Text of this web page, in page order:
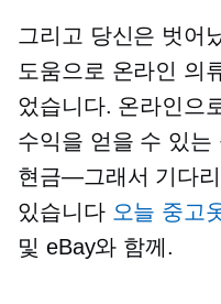
그리고 당신은 벗어
도움으로 온라인 의
었습니다. 온라인으
수익을 얻을 수 있는
현금—그래서 기다
있습니다 오늘 중고
및 eBay와 함께.